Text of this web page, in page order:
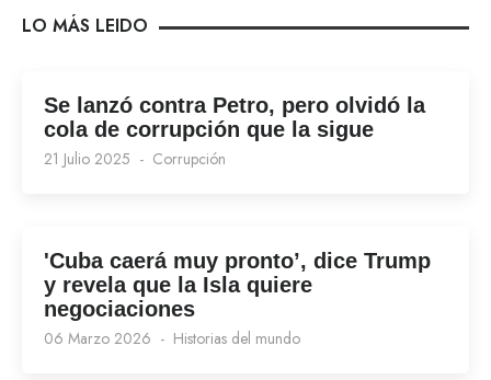
LO MÁS LEIDO
Se lanzó contra Petro, pero olvidó la
cola de corrupción que la sigue
21 Julio 2025 Corrupción
'Cuba caerá muy pronto’, dice Trump
y revela que la Isla quiere
negociaciones
06 Marzo 2026 Historias del mundo